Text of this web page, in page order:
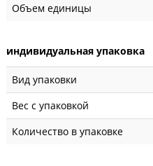
Объем единицы
индивидуальная упаковка
Вид упаковки
Вес с упаковкой
Количество в упаковке